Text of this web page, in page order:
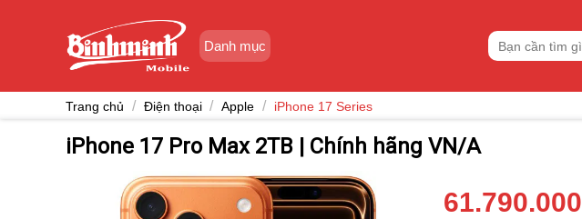
Danh mục
Tìm
kiếm:
Trang chủ / Điện thoại / Apple / iPhone 17 Series
iPhone 17 Pro Max 2TB | Chính hãng VN/A
61.790.000